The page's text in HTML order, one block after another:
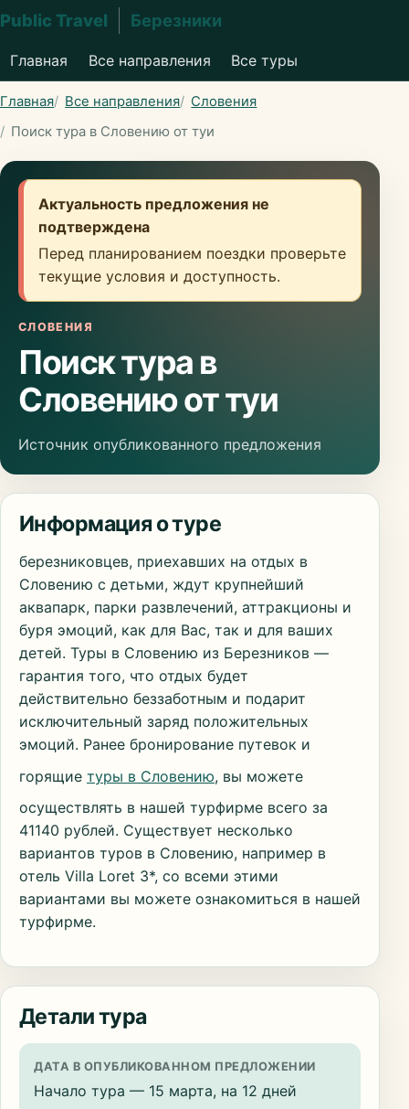
Public Travel Березники
Главная Все направления Все туры
Главная Все направления
Словения
Поиск тура в Словению от туи
Актуальность предложения не
подтверждена
Перед планированием поездки проверьте
текущие условия и доступность.
СЛОВЕНИЯ
Поиск тура в
Словению от туи
Источник опубликованного предложения
Информация о туре
березниковцев, приехавших на отдых в
Словению с детьми, ждут крупнейший
аквапарк, парки развлечений, аттракционы и
буря эмоций, как для Вас, так и для ваших
детей. Туры в Словению из Березников —
гарантия того, что отдых будет
действительно беззаботным и подарит
исключительный заряд положительных
эмоций. Ранее бронирование путевок и
горящие туры в Словению, вы можете
осуществлять в нашей турфирме всего за
41140 рублей. Существует несколько
вариантов туров в Словению, например в
отель Villa Loret 3*, со всеми этими
вариантами вы можете ознакомиться в нашей
турфирме.
Детали тура
ДАТА В ОПУБЛИКОВАННОМ ПРЕДЛОЖЕНИИ
Начало тура — 15 марта, на 12 дней